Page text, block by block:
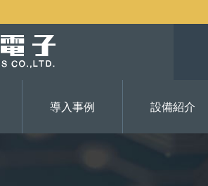
導入事例 設備紹介